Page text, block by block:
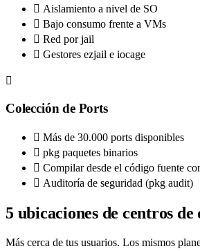
Aislamiento a nivel de SO
Bajo consumo frente a VMs
Red por jail
Gestores ezjail e iocage
Colección de Ports
Más de 30.000 ports disponibles
pkg paquetes binarios
Compilar desde el código fuente
Auditoría de seguridad (pkg audit)
5 ubicaciones de centros de
Más cerca de tus usuarios. Los mismos